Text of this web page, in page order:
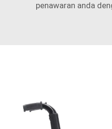
penawaran anda